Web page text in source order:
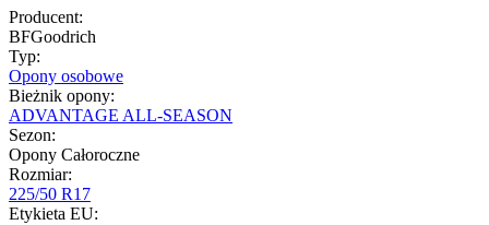
Producent:
BFGoodrich
Typ:
Opony osobowe
Bieżnik opony:
ADVANTAGE ALL-SEASON
Sezon:
Opony Całoroczne
Rozmiar:
225/50 R17
Etykieta EU: